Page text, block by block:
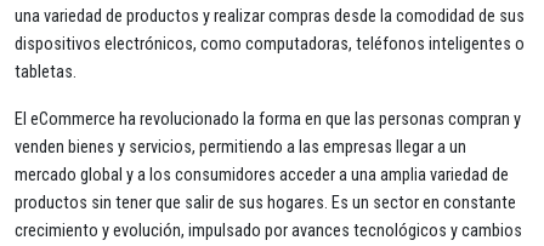
una variedad de productos y realizar compras desde la comodidad de sus
dispositivos electrónicos, como computadoras, teléfonos inteligentes o
tabletas.
El eCommerce ha revolucionado la forma en que las personas compran y
venden bienes y servicios, permitiendo a las empresas llegar a un
mercado global y a los consumidores acceder a una amplia variedad de
productos sin tener que salir de sus hogares. Es un sector en constante
crecimiento y evolución, impulsado por avances tecnológicos y cambios